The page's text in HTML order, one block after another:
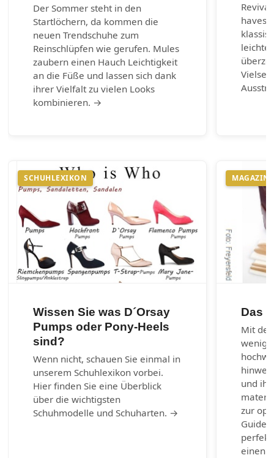
Der Sommer steht in den
Startlöchern, da kommen die
neuen Trendschuhe zum
Reinschlüpfen wie gerufen. Mules
zaubern einen Hauch Leichtigkeit
an die Füße und lassen sich dank
ihrer Vielfalt zu vielen Looks
kombinieren. →
haves
SCHUHLEXIKON
Wissen Sie was D´Orsay
Pumps oder Pony-Heels
sind?
Wenn nicht, schauen Sie einmal in
unserem Schuhlexikon vorbei.
Hier finden Sie eine Überblick
über die wichtigsten
Schuhmodelle und Schuharten. →
MAGAZIN
Das
Mit
wenig
und
zur
Guide
einen